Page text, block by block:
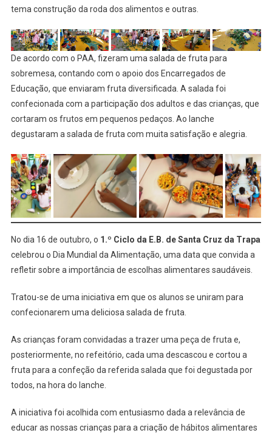
tema construção da roda dos alimentos e outras.
De acordo com o PAA, fizeram uma salada de fruta para
sobremesa, contando com o apoio dos Encarregados de
Educação, que enviaram fruta diversificada. A salada foi
confecionada com a participação dos adultos e das crianças, que
cortaram os frutos em pequenos pedaços. Ao lanche
degustaram a salada de fruta com muita satisfação e alegria.
No dia 16 de outubro, o 1.º Ciclo da E.B. de Santa Cruz da Trapa
celebrou o Dia Mundial da Alimentação, uma data que convida a
refletir sobre a importância de escolhas alimentares saudáveis.
Tratou-se de uma iniciativa em que os alunos se uniram para
confecionarem uma deliciosa salada de fruta.
As crianças foram convidadas a trazer uma peça de fruta e,
posteriormente, no refeitório, cada uma descascou e cortou a
fruta para a confeção da referida salada que foi degustada por
todos, na hora do lanche.
A iniciativa foi acolhida com entusiasmo dada a relevância de
educar as nossas crianças para a criação de hábitos alimentares